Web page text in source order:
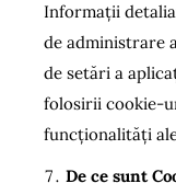
Informaţii
de administrare
de setări a
folosirii cookie-
funcţionalităţi
De ce sunt